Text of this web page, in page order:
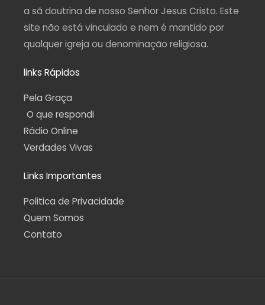
a sã doutrina de nosso Senhor Jesus Cristo. Este
site não está vinculado e nem é mantido por
qualquer igreja ou denominação religiosa.
links Rápidos
Pela Graça
O que respondi
Rádio Online
Verdades Vivas
Links Importantes
Politica de Privacidade
Quem Somos
Contato